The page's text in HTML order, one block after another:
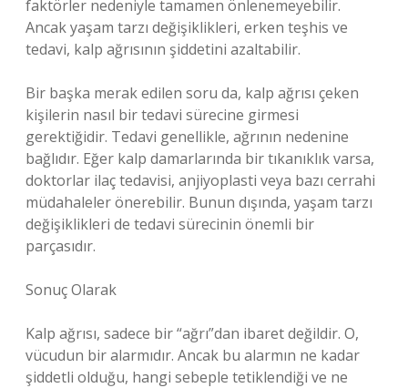
faktörler nedeniyle tamamen önlenemeyebilir.
Ancak yaşam tarzı değişiklikleri, erken teşhis ve
tedavi, kalp ağrısının şiddetini azaltabilir.
Bir başka merak edilen soru da, kalp ağrısı çeken
kişilerin nasıl bir tedavi sürecine girmesi
gerektiğidir. Tedavi genellikle, ağrının nedenine
bağlıdır. Eğer kalp damarlarında bir tıkanıklık varsa,
doktorlar ilaç tedavisi, anjiyoplasti veya bazı cerrahi
müdahaleler önerebilir. Bunun dışında, yaşam tarzı
değişiklikleri de tedavi sürecinin önemli bir
parçasıdır.
Sonuç Olarak
Kalp ağrısı, sadece bir “ağrı”dan ibaret değildir. O,
vücudun bir alarmıdır. Ancak bu alarmın ne kadar
şiddetli olduğu, hangi sebeple tetiklendiği ve ne